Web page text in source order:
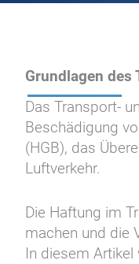
Grundlagen
Das Transport-
Beschädigung
(HGB), das
Luftverkehr.
Die Haftung im
machen und die
In diesem